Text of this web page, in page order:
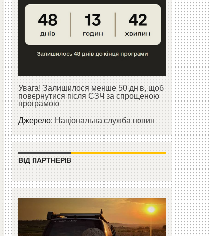
Увага! Залишилося менше 50 днів, щоб
повернутися після СЗЧ за спрощеною
програмою
Джерело:Національна служба новин
ВІД ПАРТНЕРІВ